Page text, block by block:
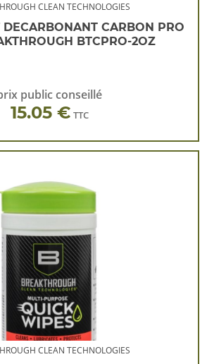
CLEAN TECHNOLOGIES
CARBON PRO
BTCPRO-2OZ
public conseillé
15.05 € TTC
CLEAN TECHNOLOGIES